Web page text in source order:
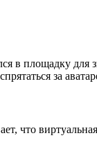
в площадку
за
что